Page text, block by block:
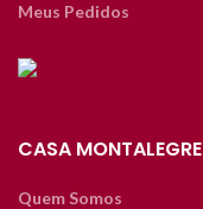
Meus Pedidos
CASA MONTALEGRE
Quem Somos